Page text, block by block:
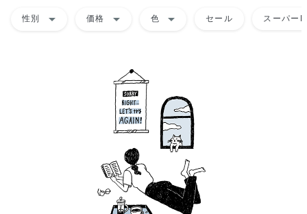
性別 arrow_drop_down 価格 arrow_drop_down 色 arrow_drop_down セール スーパー